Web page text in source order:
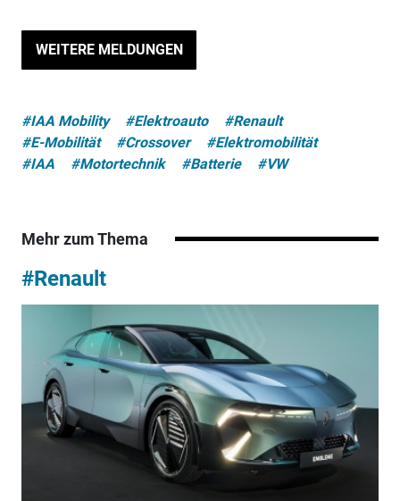
WEITERE MELDUNGEN
#IAA Mobility #Elektroauto
#Renault
#E-Mobilität
#Crossover
#Elektromobilität
#IAA
#Motortechnik #Batterie #VW
Mehr zum Thema
#Renault